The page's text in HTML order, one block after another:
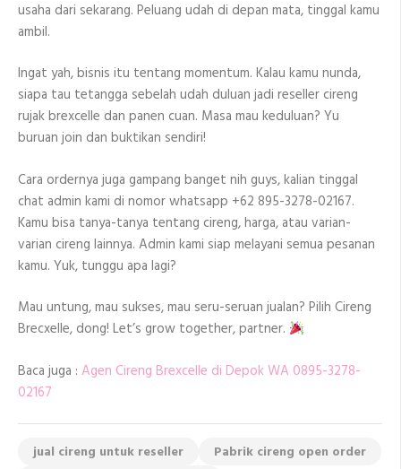
usaha dari sekarang. Peluang udah di depan mata, tinggal kamu
ambil.
Ingat yah, bisnis itu tentang momentum. Kalau kamu nunda,
siapa tau tetangga sebelah udah duluan jadi reseller cireng
rujak brexcelle dan panen cuan. Masa mau keduluan? Yu
buruan join dan buktikan sendiri!
Cara ordernya juga gampang banget nih guys, kalian tinggal
chat admin kami di nomor whatsapp +62 895-3278-02167.
Kamu bisa tanya-tanya tentang cireng, harga, atau varian-
varian cireng lainnya. Admin kami siap melayani semua pesanan
kamu. Yuk, tunggu apa lagi?
Mau untung, mau sukses, mau seru-seruan jualan? Pilih Cireng
Brecxelle, dong! Let’s grow together, partner.
Baca juga : Agen Cireng Brexcelle di Depok WA 0895-3278-
02167
jual cireng untuk reseller
Pabrik cireng open order